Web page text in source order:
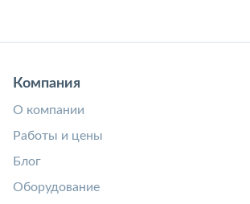
Компания
О компании
Работы и цены
Блог
Оборудование